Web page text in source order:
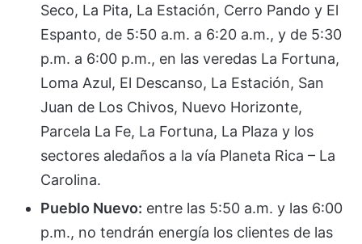
Seco, La Pita, La Estación, Cerro Pando y El
Espanto, de 5:50 a.m. a 6:20 a.m., y de 5:30
p.m. a 6:00 p.m., en las veredas La Fortuna,
Loma Azul, El Descanso, La Estación, San
Juan de Los Chivos, Nuevo Horizonte,
Parcela La Fe, La Fortuna, La Plaza y los
sectores aledaños a la vía Planeta Rica – La
Carolina.
Pueblo Nuevo: entre las 5:50 a.m. y las 6:00
p.m., no tendrán energía los clientes de las